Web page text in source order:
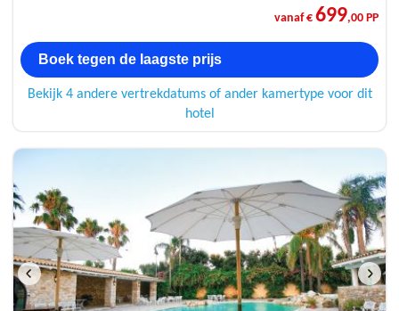
vanaf € 699,00 PP
Boek tegen de laagste prijs
Bekijk 4 andere vertrekdatums of ander kamertype voor dit
hotel